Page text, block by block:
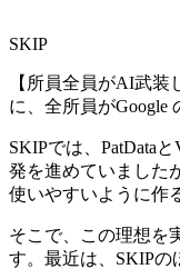
SKIP
【所員全員がAI武
に、全所員がGoogle
SKIPでは、PatData
発を進めていました
使いやすいように作
そこで、この理想を
す。最近は、SKIP